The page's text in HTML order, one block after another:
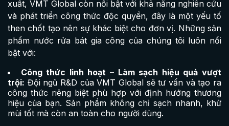
xuất, VMT Global còn nổi bật với khả năng nghiên cứu
và phát triển công thức độc quyền, đây là một yếu tố
then chốt tạo nên sự khác biệt cho đơn vị. Những sản
phẩm nước rửa bát gia công của chúng tôi luôn nổi
bật với:
Công thức linh hoạt – Làm sạch hiệu quả vượt
trội: Đội ngũ R&D của VMT Global sẽ tư vấn và tạo ra
công thức riêng biệt phù hợp với định hướng thương
hiệu của bạn. Sản phẩm không chỉ sạch nhanh, khử
mùi tốt mà còn an toàn cho người dùng.